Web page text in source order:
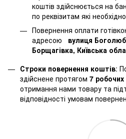
коштів здійснюється на
по реквізитам які
Повернення оплати
адресою вулиця
Борщагівка, Київська
Строки повернення коштів:
здійснене протягом 7 робочих
отримання нами товару та
відповідності умовам